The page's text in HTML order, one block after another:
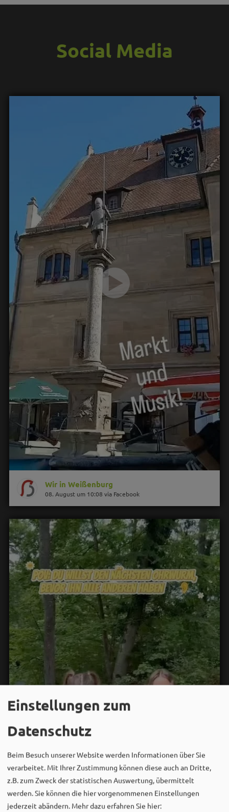
Social Media
Wir in Weißenburg
08. August um 10:08 via Facebook
Einstellungen zum
Datenschutz
Beim Besuch unserer Website werden Informationen über Sie
verarbeitet. Mit Ihrer Zustimmung können diese auch an Dritte,
z.B. zum Zweck der statistischen Auswertung, übermittelt
werden. Sie können die hier vorgenommenen Einstellungen
jederzeit abändern. Mehr dazu erfahren Sie hier: